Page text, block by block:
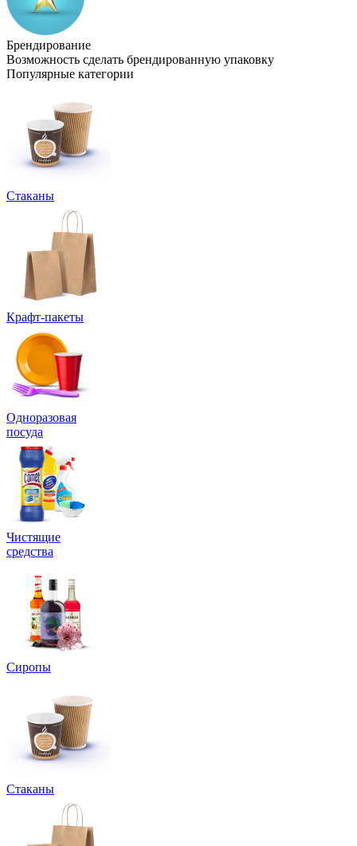
Брендирование
Возможность сделать брендированную упаковку
Популярные категории
Стаканы
Крафт-пакеты
Одноразовая
посуда
Чистящие
средства
Сиропы
Стаканы